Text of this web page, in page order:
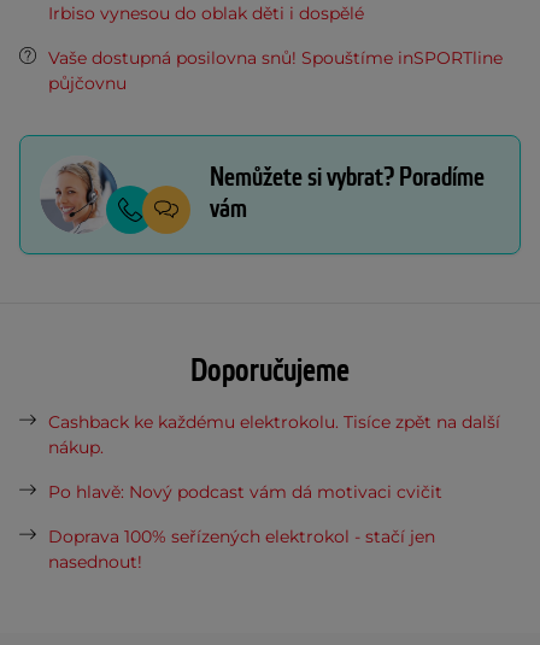
Irbiso vynesou do oblak děti i dospělé
Vaše dostupná posilovna snů! Spouštíme inSPORTline
půjčovnu
Nemůžete si vybrat? Poradíme
vám
Doporučujeme
Cashback ke každému elektrokolu. Tisíce zpět na další
nákup.
Po hlavě: Nový podcast vám dá motivaci cvičit
Doprava 100% seřízených elektrokol - stačí jen
nasednout!